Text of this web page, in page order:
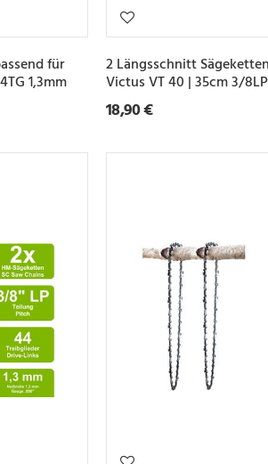
für
1,3mm
2 Längsschnitt
Victus VT 40 | 35cm 3/
18,90 €